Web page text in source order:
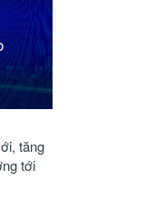
tăng
tới